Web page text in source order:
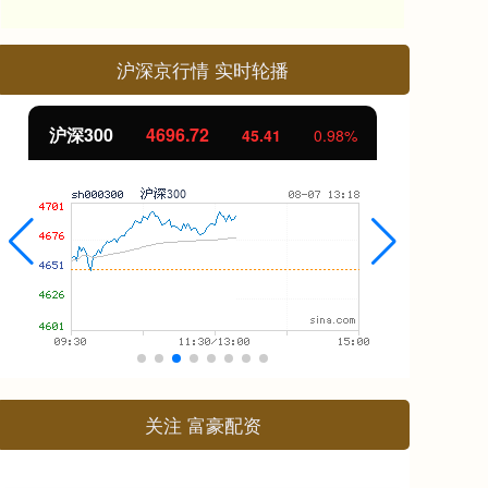
沪深京行情 实时轮播
北证50 1131.37 8.49 0.76%
关注 富豪配资